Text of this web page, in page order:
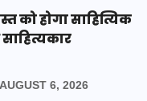
को होगा साहित्यिक
AUGUST 6, 2026